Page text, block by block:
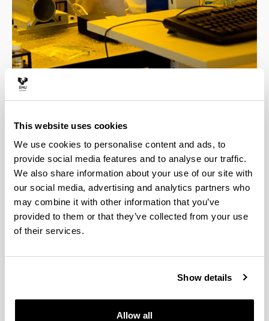
This website uses cookies
We use cookies to personalise content and ads, to
provide social media features and to analyse our traffic.
We also share information about your use of our site with
our social media, advertising and analytics partners who
may combine it with other information that you’ve
provided to them or that they’ve collected from your use
of their services.
Show details
Allow all
Profesorado altamente cualificado, todos los
docentes cuentan con el título de doctor.
El grado involucra a 4 departamentos de
reconocido prestigio internacional en
investigación, esto facilita la realización de
estudios de postgrado con el apoyo de grupos de
investigación de alto nivel.
Estudiando un 5º curso adicional podrás